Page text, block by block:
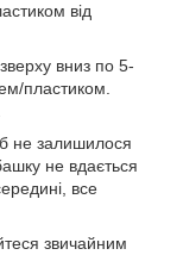
від
вниз по 5-
пластиком.
не залишилося
не вдається
все
звичайним